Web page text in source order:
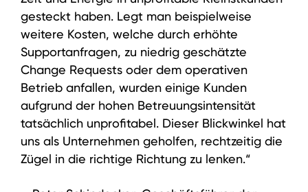
gesteckt haben. Legt man beispielweise
weitere Kosten, welche durch erhöhte
Supportanfragen, zu niedrig geschätzte
Change Requests oder dem operativen
Betrieb anfallen, wurden einige Kunden
aufgrund der hohen Betreuungsintensität
tatsächlich unprofitabel. Dieser Blickwinkel hat
uns als Unternehmen geholfen, rechtzeitig die
Zügel in die richtige Richtung zu lenken.“